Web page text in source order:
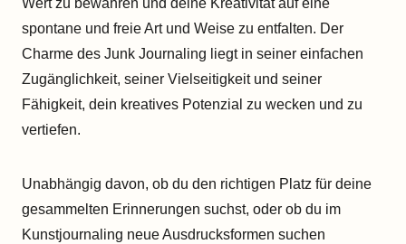
Wert zu bewahren und deine Kreativität auf eine
spontane und freie Art und Weise zu entfalten. Der
Charme des Junk Journaling liegt in seiner einfachen
Zugänglichkeit, seiner Vielseitigkeit und seiner
Fähigkeit, dein kreatives Potenzial zu wecken und zu
vertiefen.
Unabhängig davon, ob du den richtigen Platz für deine
gesammelten Erinnerungen suchst, oder ob du im
Kunstjournaling neue Ausdrucksformen suchen